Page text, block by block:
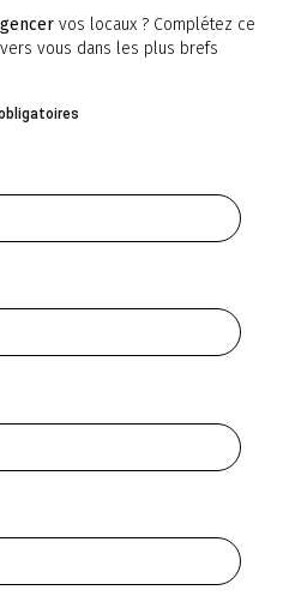
vos locaux ? Complétez ce
vous dans les plus brefs